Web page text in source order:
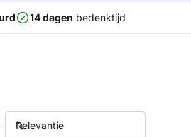
14 dagen bedenktijd